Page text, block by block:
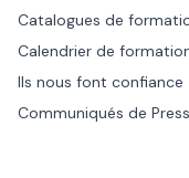
Catalogues de
Calendrier de
Ils nous font confiance
Communiqués de